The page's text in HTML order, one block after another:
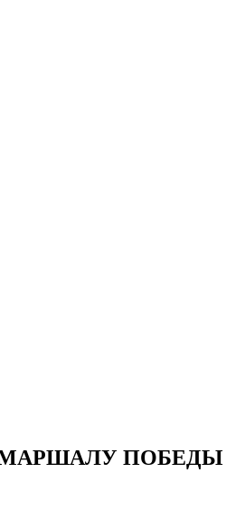
ПОБЕДЫ